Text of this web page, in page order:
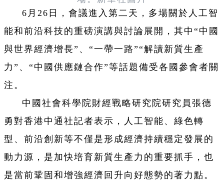
6月26日，會議進入第二天，多場關於人工智
能和前沿科技的重磅演講與討論展開，其中“中國
與世界經濟增長”、“一帶一路”“解讀新質生產
力”、“中國供應鏈合作”等話題備受各國參會者關
注。
中國社會科學院財經戰略研究院研究員張德
勇對香港中通社記者表示，人工智能、綠色轉
型、前沿創新等不僅是形成經濟持續穩定發展的
動力源，是加快培育新質生產力的重要抓手，也
是當前鞏固和增強經濟回升向好態勢的著力點。